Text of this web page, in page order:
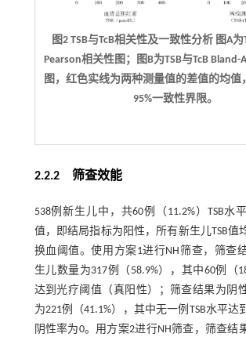
图2 TSB与TcB相关性及一致性分析 图A为
Pearson相关性图；图B为TSB与TcB
图，红色实线为两种测量值的差值的均值
95%一致性界限。
2.2.2 筛查效能
538例新生儿中，共60例（11.2%）TSB水
值，即结局指标为阳性，所有新生儿TSB值
换血阈值。使用方案1进行NH筛查，筛查
生儿数量为317例（58.9%），其中60例（
达到光疗阈值（真阳性）；筛查结果为阴
为221例（41.1%），其中无一例TSB水平达
阴性率为0。用方案2进行NH筛查，筛查结